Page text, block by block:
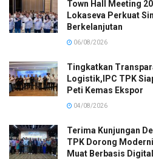
Town Hall Meeting
Lokaseva Perkuat
Berkelanjutan
06/08/2026
Tingkatkan
Logistik,IPC TPK
Peti Kemas Ekspor
04/08/2026
Terima Kunjungan
TPK Dorong
Muat Berbasis Digital